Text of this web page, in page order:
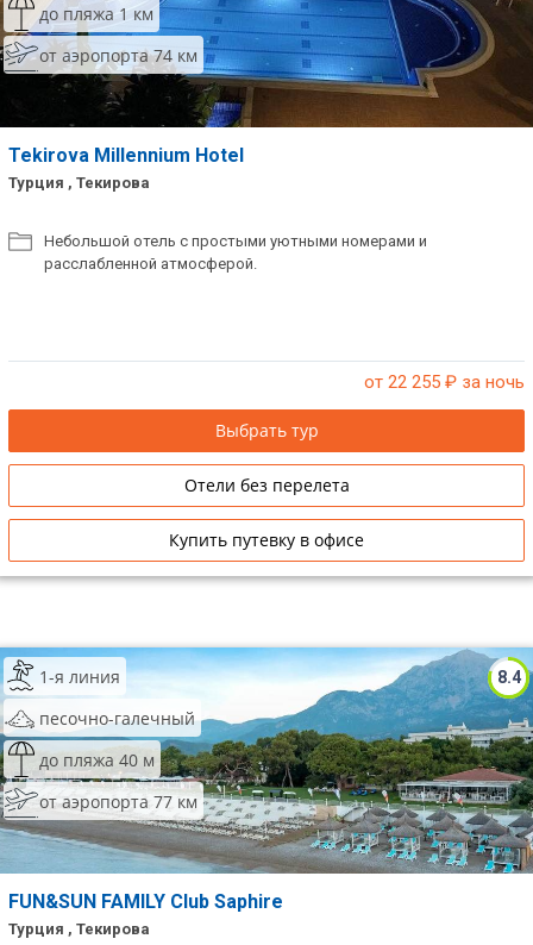
до пляжа 1 км
от аэропорта 74 км
Tekirova Millennium Hotel
Турция , Текирова
Небольшой отель с простыми уютными номерами и
расслабленной атмосферой.
от 22 255 ₽ за ночь
Выбрать тур
Отели без перелета
Купить путевку в офисе
8.4
1-я линия
песочно-галечный
до пляжа 40 м
от аэропорта 77 км
FUN&SUN FAMILY Club Saphire
Турция , Текирова